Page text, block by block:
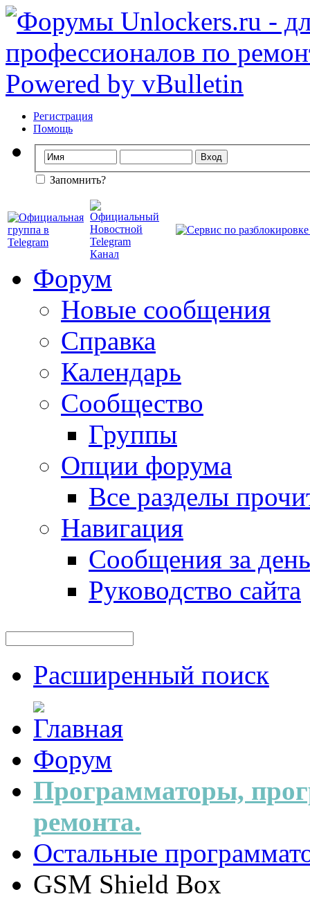
Регистрация
Помощь
Запомнить?
Форум
Новые сообщения
Справка
Календарь
Сообщество
Группы
Опции форума
Все разделы
Навигация
Сообщения за день
Руководство сайта
Расширенный поиск
Форум
Программаторы,
ремонта.
Остальные
GSM Shield Box